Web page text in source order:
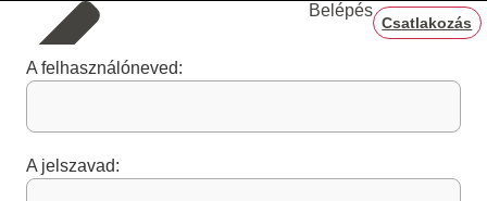
Belépés
Csatlakozás
A felhasználóneved:
A jelszavad: